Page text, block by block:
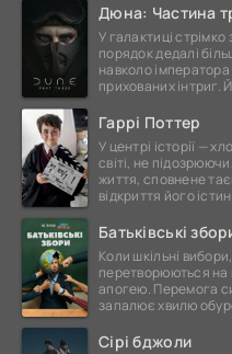
Дюна: Частина
У галактиці
порядок дедалі
навколо
прихованих інтриг.
Гаррі Поттер
У центрі історії —
світі, не
життя, сповнене
відкриття його
Батьківські
Коли шкільні
перетворюються на
апогею. Перемога
запалює хвилю
Сірі бджоли